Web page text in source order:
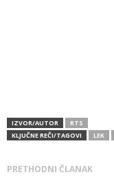
IZVOR/AUTOR
RTS
KLJUČNE REČI/TAGOVI
LEK
PRETHODNI ČLANAK